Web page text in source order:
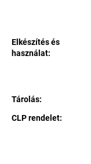
Elkészítés és
használat:
Tárolás:
CLP rendelet: